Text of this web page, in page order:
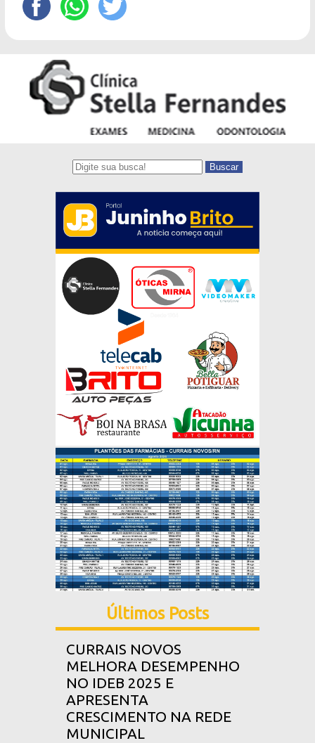
Buscar
Últimos Posts
CURRAIS NOVOS
MELHORA DESEMPENHO
NO IDEB 2025 E
APRESENTA
CRESCIMENTO NA REDE
MUNICIPAL